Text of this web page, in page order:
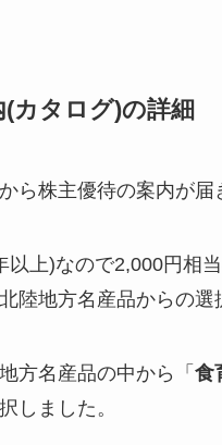
(カタログ)の詳細
ら株主優待の案内が届
以上)なので2,000円相
陸地方名産品からの選
方名産品の中から「 食
しました。